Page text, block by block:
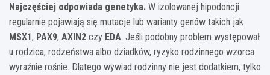
Najczęściej odpowiada genetyka. W izolowanej hipodoncji
regularnie pojawiają się mutacje lub warianty genów takich jak
MSX1, PAX9, AXIN2 czy EDA. Jeśli podobny problem występował
u rodzica, rodzeństwa albo dziadków, ryzyko rodzinnego wzorca
wyraźnie rośnie. Dlatego wywiad rodzinny nie jest dodatkiem, tylko